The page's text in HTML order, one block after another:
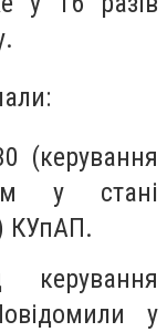
(керування
у стані
КУпАП.
керування
у